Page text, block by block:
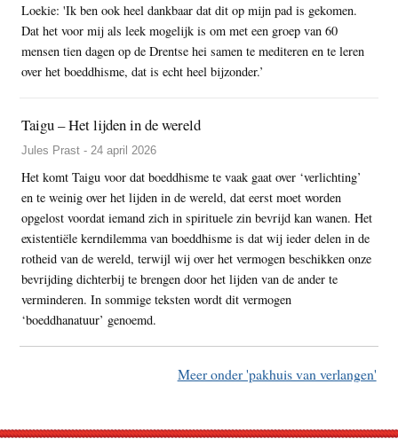
Loekie: 'Ik ben ook heel dankbaar dat dit op mijn pad is gekomen.
Dat het voor mij als leek mogelijk is om met een groep van 60
mensen tien dagen op de Drentse hei samen te mediteren en te leren
over het boeddhisme, dat is echt heel bijzonder.’
Taigu – Het lijden in de wereld
Jules Prast - 24 april 2026
Het komt Taigu voor dat boeddhisme te vaak gaat over ‘verlichting’
en te weinig over het lijden in de wereld, dat eerst moet worden
opgelost voordat iemand zich in spirituele zin bevrijd kan wanen. Het
existentiële kerndilemma van boeddhisme is dat wij ieder delen in de
rotheid van de wereld, terwijl wij over het vermogen beschikken onze
bevrijding dichterbij te brengen door het lijden van de ander te
verminderen. In sommige teksten wordt dit vermogen
‘boeddhanatuur’ genoemd.
Meer onder 'pakhuis van verlangen'